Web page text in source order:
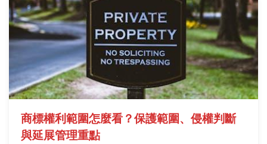
商標權利範圍怎麼看？保護範圍、侵權判斷
與延展管理重點